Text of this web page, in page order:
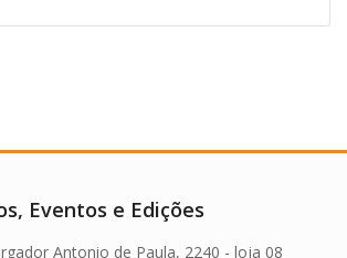
Eventos e Edições
Antonio de Paula, 2240 - loja 08